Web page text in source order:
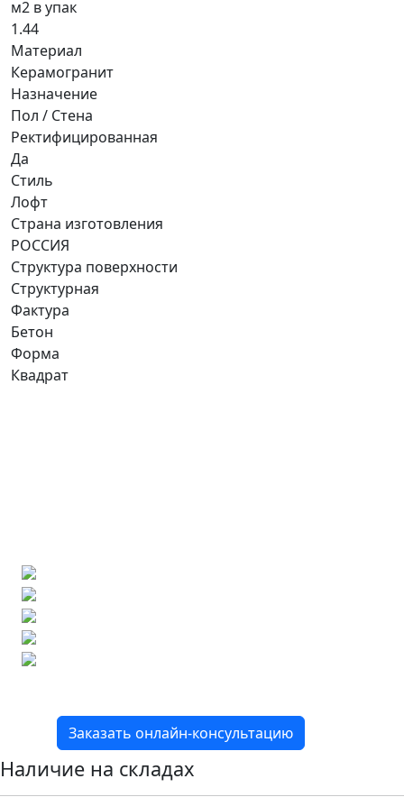
м2 в упак
1.44
Материал
Керамогранит
Назначение
Пол / Стена
Ректифицированная
Да
Стиль
Лофт
Страна изготовления
РОССИЯ
Структура поверхности
Структурная
Фактура
Бетон
Форма
Квадрат
Заказать онлайн-консультацию
Наличие на складах